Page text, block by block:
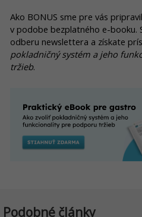
Ako BONUS sme pre vás
v podobe bezplatného e-booku.
odberu newslettera a získate
pokladničný systém a jeho
tržieb.
Podobné články